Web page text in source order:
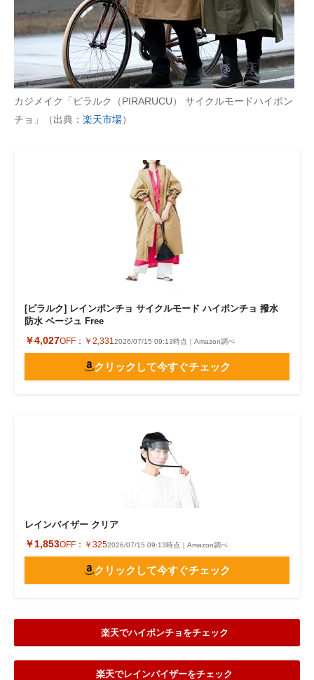
カジメイク「ピラルク（PIRARUCU） サイクルモードハイポン
チョ」（出典： 楽天市場）
[ピラルク] レインポンチョ サイクルモード ハイポンチョ 撥水
防水 ベージュ Free
￥4,027OFF： ￥2,331 2026/07/15 09:13時点｜Amazon調べ
クリックして今すぐチェック
レインバイザー クリア
￥1,853OFF： ￥3252026/07/15 09:13時点｜Amazon調べ
クリックして今すぐチェック
楽天でハイポンチョをチェック
楽天でレインバイザーをチェック